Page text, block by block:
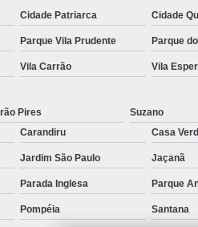
Cidade Patriarca Cidade
Parque Vila Prudente Parque
Vila Carrão Vila
Pires
Suzano
Carandiru Casa
Jardim São Paulo Jaçanã
Parada Inglesa Parque
Pompéia Santana